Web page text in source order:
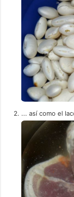
... así como el